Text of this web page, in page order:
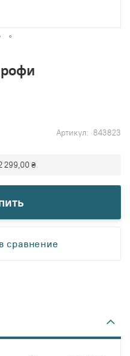
Артикул 843823
299,00 ₴
сравнение